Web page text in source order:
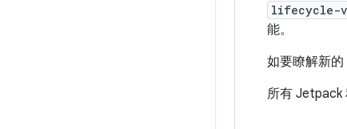
lifecycle-
能。
如要瞭解新
所有 Jetpack